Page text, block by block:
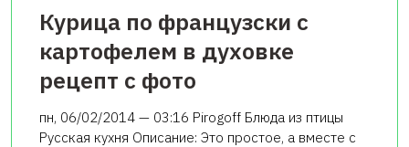
Курица по французски с
картофелем в духовке
рецепт с фото
пн, 06/02/2014 — 03:16 Pirogoff Блюда из птицы
Русская кухня Описание: Это простое, а вместе с